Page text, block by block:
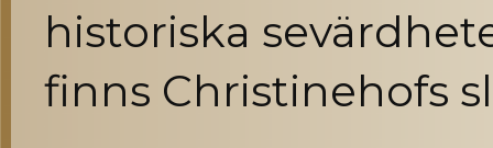
historiska
finns Christinehofs